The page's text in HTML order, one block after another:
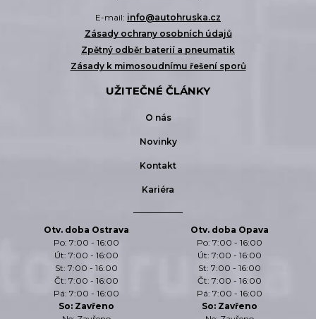
E-mail: info@autohruska.cz
Zásady ochrany osobních údajů
Zpětný odběr baterií a pneumatik
Zásady k mimosoudnímu řešení sporů
UŽITEČNÉ ČLÁNKY
O nás
Novinky
Kontakt
Kariéra
Otv. doba Ostrava
Po: 7:00 - 16:00
Út: 7:00 - 16:00
St: 7:00 - 16:00
Čt: 7:00 - 16:00
Pá: 7:00 - 16:00
So: Zavřeno
Otv. doba Opava
Po: 7:00 - 16:00
Út: 7:00 - 16:00
St: 7:00 - 16:00
Čt: 7:00 - 16:00
Pá: 7:00 - 16:00
So: Zavřeno